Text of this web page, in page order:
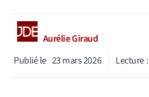
Aurélie Giraud
Publié le 23 mars 2026 Lecture :